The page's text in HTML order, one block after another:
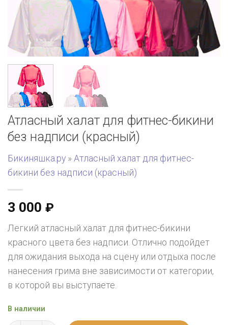
Атласный халат для фитнес-бикини
без надписи (красный)
Бикиняшка.ру » Атласный халат для фитнес-
бикини без надписи (красный)
3 000 ₽
Легкий атласный халат для фитнес-бикини
красного цвета без надписи. Отлично подойдет
для ожидания выхода на сцену или отдыха после
нанесения грима вне зависимости от категории,
в которой вы выступаете.
В наличии